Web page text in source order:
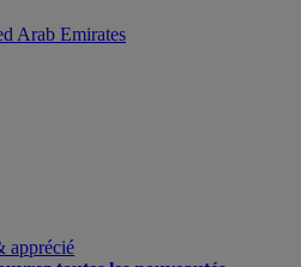
Arab Emirates
apprécié